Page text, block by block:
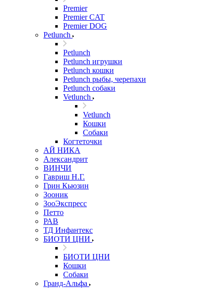
Premier
Premier CAT
Premier DOG
Petlunch
Petlunch
Petlunch игрушки
Petlunch кошки
Petlunch рыбы, черепахи
Petlunch собаки
Vetlunch
Vetlunch
Кошки
Собаки
Когтеточки
АЙ НИКА
Александрит
ВИНЧИ
Гавриш Н.Г.
Грин Кьюзин
Зооник
ЗооЭкспресс
Петто
РАВ
ТД Инфантекс
БИОТИ ЦНИ
БИОТИ ЦНИ
Кошки
Собаки
Гранд-Альфа